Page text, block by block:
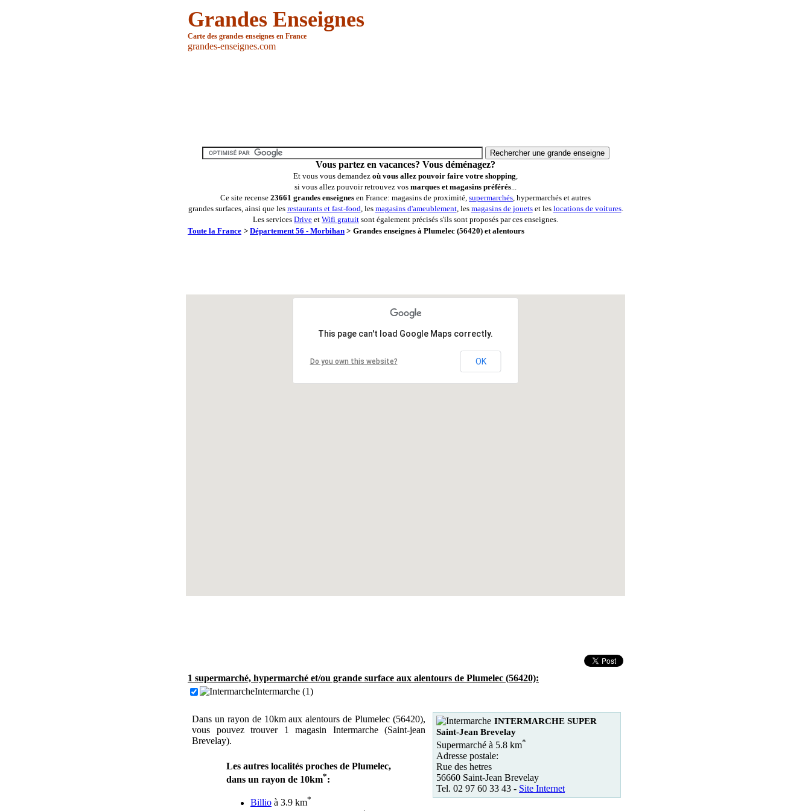
Grandes Enseignes
Carte des grandes enseignes en France
grandes-enseignes.com
Vous partez en vacances? Vous déménagez?
Et vous vous demandez où vous allez pouvoir faire votre shopping,
si vous allez pouvoir retrouvez vos marques et magasins préférés...
Ce site recense 23661 grandes enseignes en France: magasins de proximité, supermarchés, hypermarchés et autres
grandes surfaces, ainsi que les restaurants et fast-food, les magasins d'ameublement, les magasins de jouetset les locations de voitures.
Les services Drive et Wifi gratuit sont également précisés s'ils sont proposés par ces enseignes.
Toute la France > Département 56 - Morbihan > Grandes enseignes à Plumelec (56420) et alentours
This page can't load Google Maps correctly.
Do you own this website? OK
1 supermarché, hypermarché et/ou grande surface aux alentours de Plumelec (56420):
Intermarche (1)
Dans un rayon de 10km aux alentours de Plumelec (56420),
vous pouvez trouver 1 magasin Intermarche (Saint-jean
Brevelay).
Les autres localités proches de Plumelec,
dans un rayon de 10km*:
Billio à 3.9 km*
INTERMARCHE SUPER
Saint-Jean Brevelay
Supermarché à 5.8 km*
Adresse postale:
Rue des hetres
56660 Saint-Jean Brevelay
Tel. 02 97 60 33 43 - Site Internet